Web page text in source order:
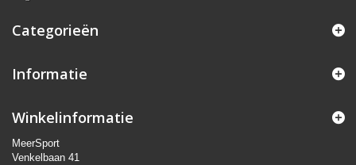
Categorieën
Informatie
Winkelinformatie
MeerSport
Venkelbaan 41